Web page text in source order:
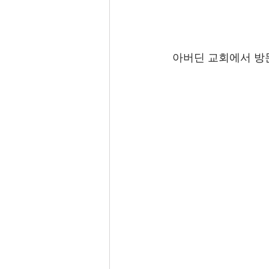
아버딘 교회에서 방